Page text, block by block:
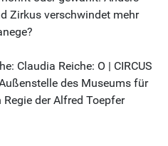
Zirkus verschwindet mehr
Claudia Reiche: O | CIRCUS
des Museums für
der Alfred Toepfer